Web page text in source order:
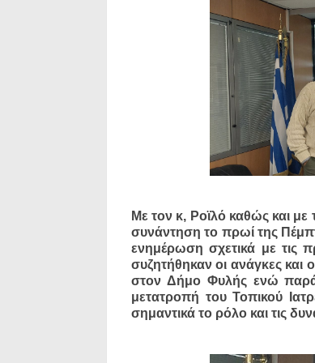
Με τον κ, Ροϊλό καθώς και
συνάντηση το πρωί της
ενημέρωση σχετικά με τις
συζητήθηκαν οι ανάγκες και
στον Δήμο Φυλής ενώ
μετατροπή του Τοπικού
σημαντικά το ρόλο και τις